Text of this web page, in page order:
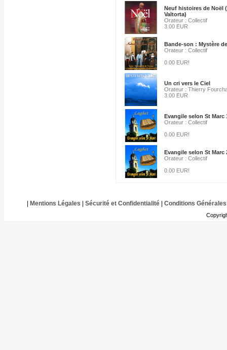
Neuf histoires de Noël
Valtorta)
Orateur : Collectif
3.00 EUR
Bande-son : Mystère
Orateur : Collectif
0.00 EUR!
Un cri vers le Ciel
Orateur : Thierry
3.00 EUR
Evangile selon St Marc
Orateur : Collectif
0.00 EUR!
Evangile selon St Marc
Orateur : Collectif
0.00 EUR!
Mentions Légales Sécurité et Confidentialité| Conditions Générales